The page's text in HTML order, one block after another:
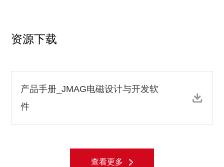
资源下载
产品手册_JMAG电磁设计与开发软
件
查看更多